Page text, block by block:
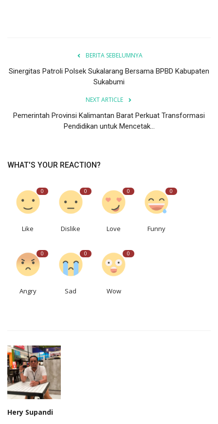
BERITA SEBELUMNYA
Sinergitas Patroli Polsek Sukalarang Bersama BPBD Kabupaten
Sukabumi
NEXT ARTICLE
Pemerintah Provinsi Kalimantan Barat Perkuat Transformasi
Pendidikan untuk Mencetak...
WHAT'S YOUR REACTION?
0
Like
0
Dislike
0
Love
0
Funny
0
Angry
0
Sad
0
Wow
Hery Supandi